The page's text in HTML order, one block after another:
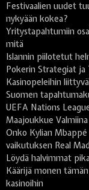
Festivaalien uudet
nykyään kokea?
Yritystapahtumiin
mitä
Islannin piilotetut
Pokerin Strategiat
Kasinopeleihin
Suomen
UEFA Nations
Maajoukkue Valmiina
Onko Kylian
vaikutuksen Real
Löydä halvimmat
Käärijä monen
kasinoihin